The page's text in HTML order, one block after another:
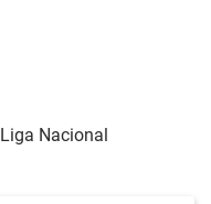
Liga Nacional